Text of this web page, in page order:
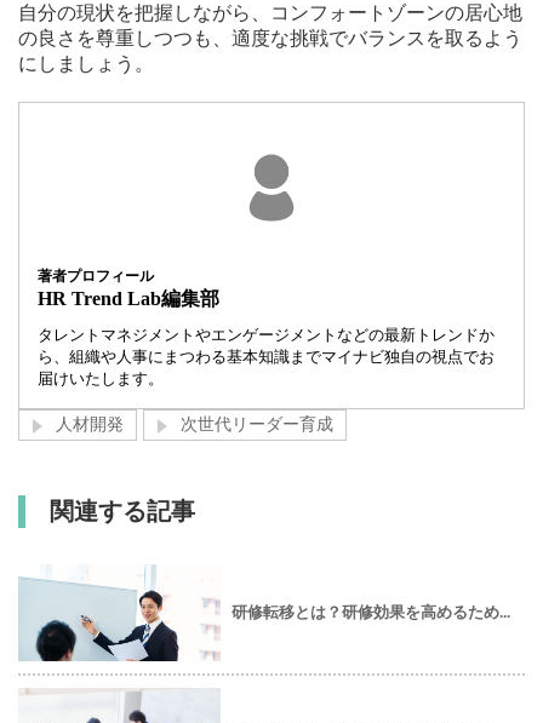
自分の現状を把握しながら、コンフォートゾーンの居心地
の良さを尊重しつつも、適度な挑戦でバランスを取るよう
にしましょう。
著者プロフィール
HR Trend Lab編集部
タレントマネジメントやエンゲージメントなどの最新トレンドか
ら、組織や人事にまつわる基本知識までマイナビ独自の視点でお
届けいたします。
人材開発 次世代リーダー育成
関連する記事
研修転移とは？研修効果を高めるため...